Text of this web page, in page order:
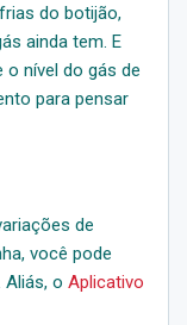
do botijão,
ainda tem. E
o nível do gás de
para pensar
de
você pode
o Aplicativo